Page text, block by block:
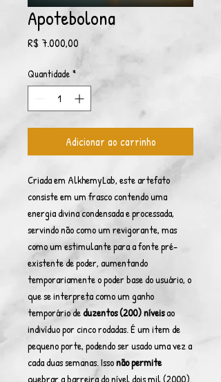
Apotebolona
R$ 7.000,00
Quantidade *
Adicionar ao carrinho
Criada em AlkhemyLab, este artefato
consiste em um frasco contendo uma
energia divina condensada e processada,
servindo não como um revigorante, mas
como um estimulante para a fonte pré-
existente de poder, aumentando
temporariamente o poder base do usuário, o
que se interpreta como um ganho
temporário deduzentos (200) níveisao
indivíduo por cinco rodadas. É um item de
pequeno porte, podendo ser usado uma vez a
cada duas semanas. Issonão permite
quebrar a barreira do nível dois mil (2000).